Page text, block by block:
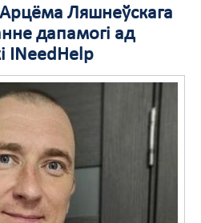
Ляшнеўскага
дапамогі ад
INeedHelp